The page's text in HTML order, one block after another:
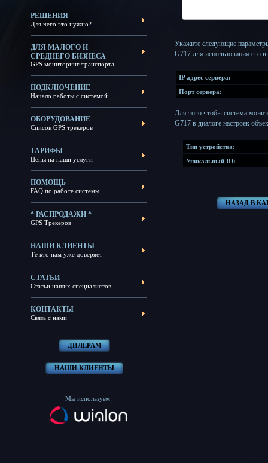
РЕШЕНИЯ
Для чего это нужно?
ДЛЯ МАЛОГО И
СРЕДНЕГО БИЗНЕСА
GPS мониторинг транспорта
ПОДКЛЮЧЕНИЕ
Начало работы с системой
ОБОРУДОВАНИЕ
Список GPS трекеров
ТАРИФЫ
Цены на наши услуги
ПОМОЩЬ
FAQ по работе системы
* РАСПРОДАЖИ *
GPS Трекеров
НАШИ КЛИЕНТЫ
Те кто нам уже доверяет
СТАТЬИ
Статьи наших специалистов
КОНТАКТЫ
Связь с нами
ДИЛЕРАМ
НАШИ КЛИЕНТЫ
Мы используем:
Укажите следующие
G717 для использования его в
IP адрес сервера:
Порт сервера:
Для того чтобы система
G717 в диалоге настроек
Тип устройства:
Уникальный ID:
НАЗАД В